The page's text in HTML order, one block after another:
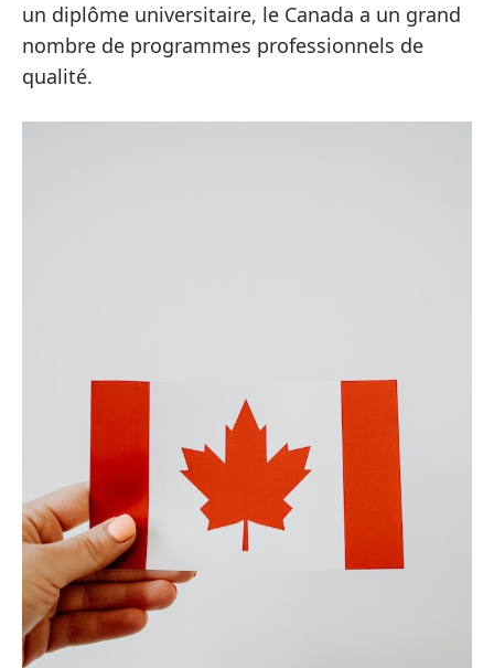
un diplôme universitaire, le Canada a un grand
nombre de programmes professionnels de
qualité.